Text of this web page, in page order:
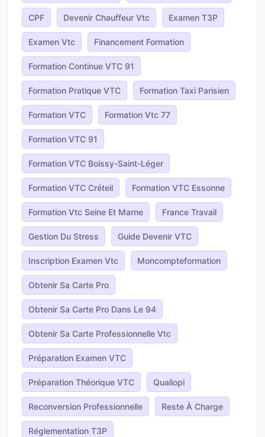
CPF Devenir Chauffeur Vtc Examen T3P
Examen Vtc Financement Formation
Formation Continue VTC 91
Formation Pratique VTC Formation Taxi Parisien
Formation VTC Formation Vtc 77
Formation VTC 91
Formation VTC Boissy-Saint-Léger
Formation VTC Créteil Formation VTC Essonne
Formation Vtc Seine Et Marne France Travail
Gestion Du Stress Guide Devenir VTC
Inscription Examen Vtc Moncompteformation
Obtenir Sa Carte Pro
Obtenir Sa Carte Pro Dans Le 94
Obtenir Sa Carte Professionnelle Vtc
Préparation Examen VTC
Préparation Théorique VTC Qualiopi
Reconversion Professionnelle Reste À Charge
Réglementation T3P